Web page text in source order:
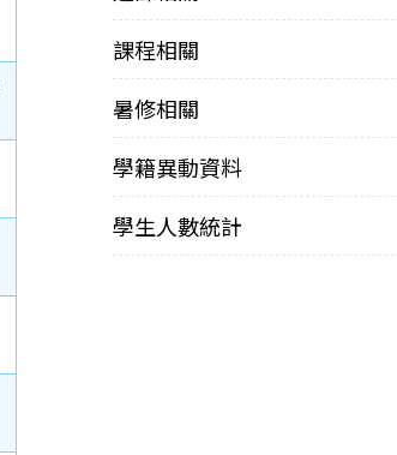
課程相關
暑修相關
學籍異動資料
學生人數統計